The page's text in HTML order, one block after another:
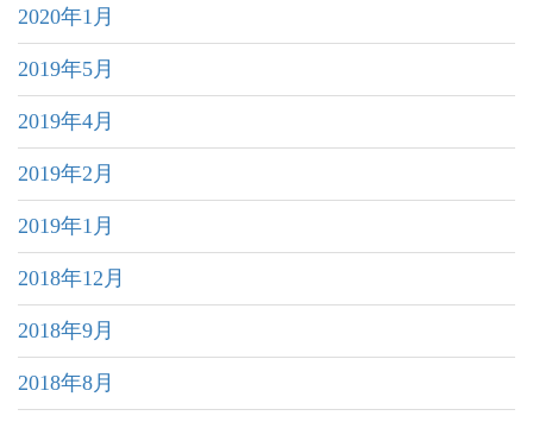
2020年1月
2019年5月
2019年4月
2019年2月
2019年1月
2018年12月
2018年9月
2018年8月